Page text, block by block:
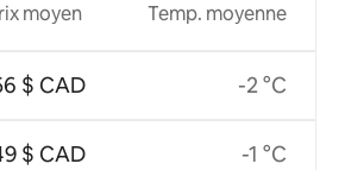
moyen
$ CAD
$ CAD
Temp. moyenne
-2 °C
-1 °C